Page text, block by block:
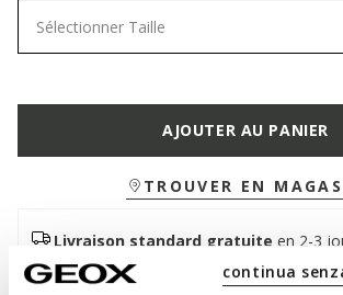
continua
Sélectionner Taille
AJOUTER AU PANIER
TROUVER EN
Livraison standard gratuite en 2-3
Retour gratuit
dans un délai de 30
la livraison